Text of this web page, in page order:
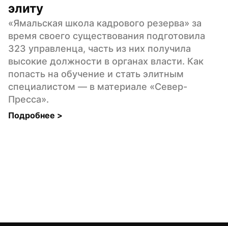
элиту
«Ямальская школа кадрового резерва» за
время своего существования подготовила
323 управленца, часть из них получила
высокие должности в органах власти. Как
попасть на обучение и стать элитным
специалистом — в материале «Север-
Пресса».
Подробнее >